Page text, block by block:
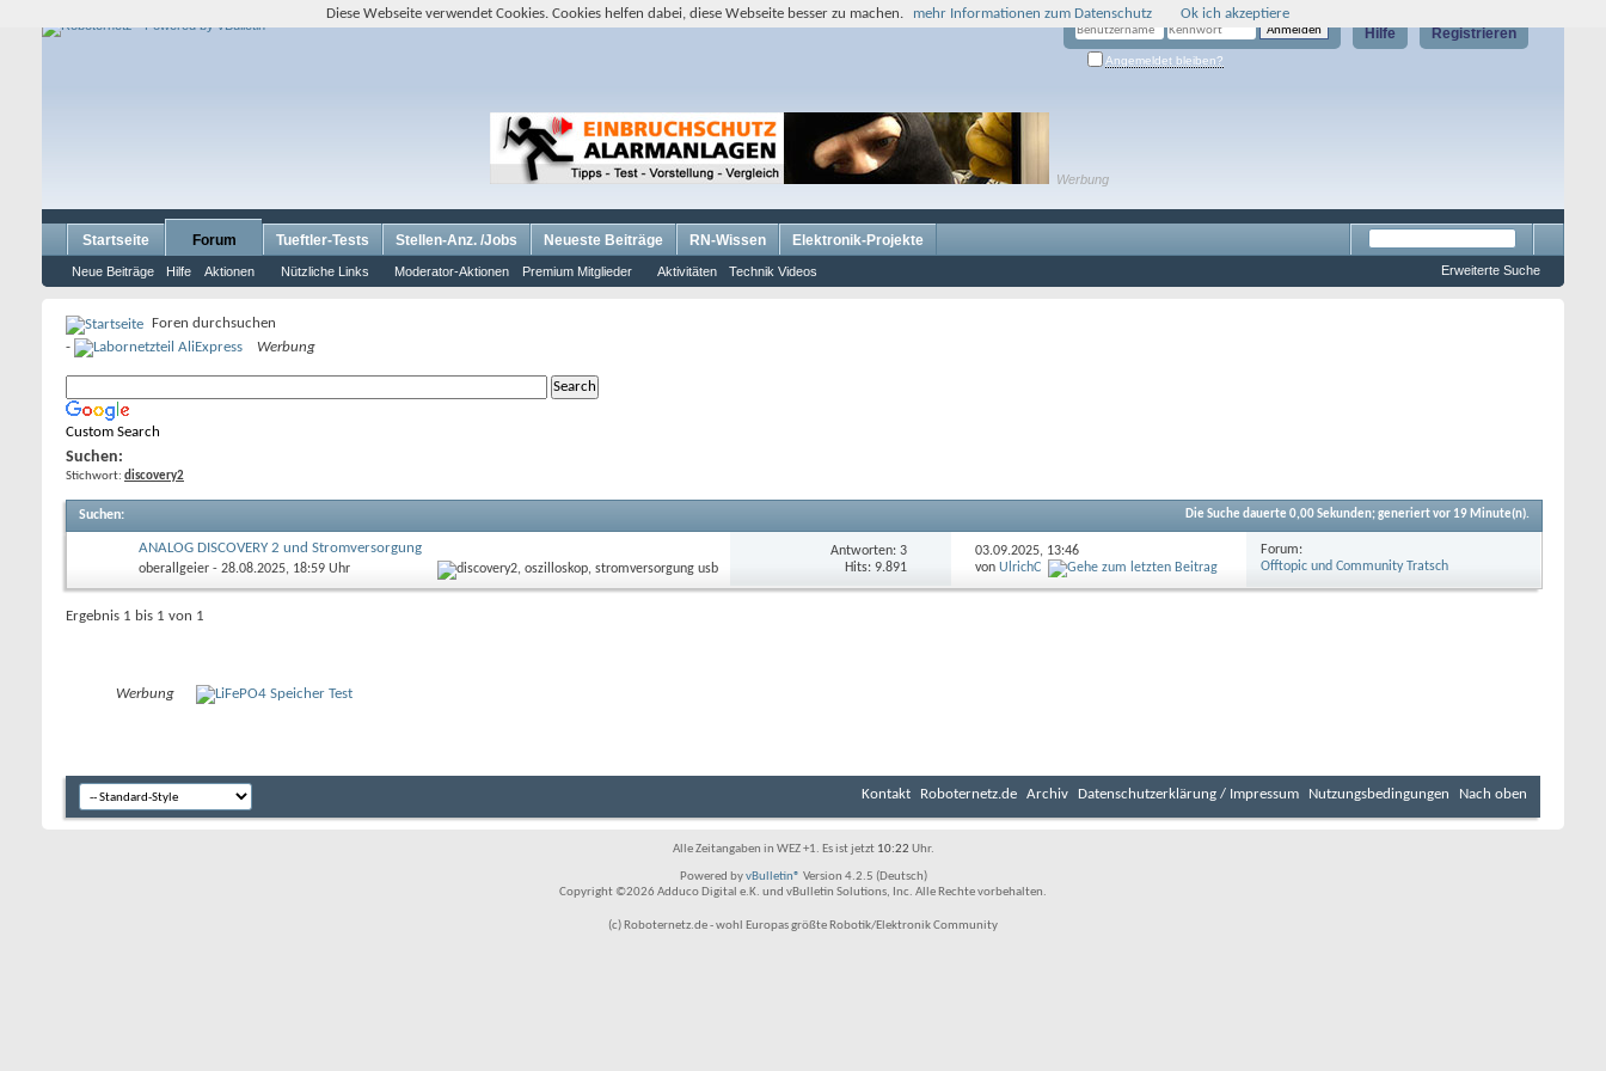
Registrieren
Hilfe
Angemeldet bleiben?
Werbung
Startseite Forum
Neue Beiträge Hilfe Aktionen Nützliche Links Moderator-Aktionen Premium Mitglieder Aktivitäten Technik Videos
Tueftler-Tests Stellen-Anz. /Jobs Neueste Beiträge RN-Wissen Elektronik-Projekte
Erweiterte Suche
Foren durchsuchen
-
Werbung
Custom Search
Suchen:
Stichwort: discovery2
Suchen: Die Suche dauerte 0,00Sekunden; generiert vor 19 Minute(n).
ANALOG DISCOVERY 2 und Stromversorgung
oberallgeier - 28.08.2025, 18:59 Uhr
Antworten: 3
Hits: 9.891
03.09.2025, 13:46
vonUlrichC
Forum:
Offtopic und Community Tratsch
Ergebnis 1 bis 1 von 1
Werbung
Kontakt Roboternetz.de Archiv Datenschutzerklärung / Impressum Nutzungsbedingungen Nach oben
Alle Zeitangaben in WEZ +1. Es ist jetzt 10:22 Uhr.
Powered byvBulletin® Version 4.2.5 (Deutsch)
Copyright ©2026 Adduco Digital e.K. und vBulletin Solutions, Inc. Alle Rechte vorbehalten.
(c) Roboternetz.de - wohl Europas größte Robotik/Elektronik Community
Diese Webseite verwendet Cookies. Cookies helfen dabei, diese Webseite besser zu machen. mehr Informationen zum Datenschutz Ok ich akzeptiere